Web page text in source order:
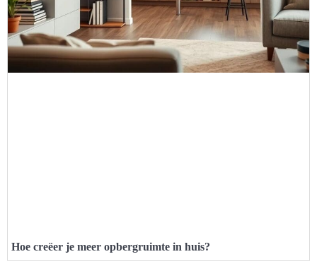
Hoe creëer je meer opbergruimte in huis?